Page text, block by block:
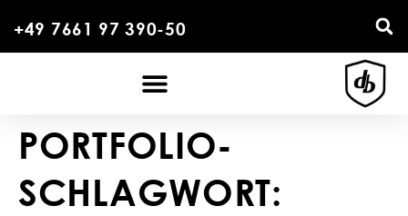
+49 7661 97 390-50
PORTFOLIO-
SCHLAGWORT: